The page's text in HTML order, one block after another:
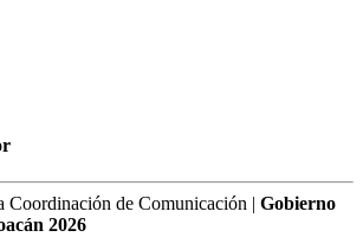
de Comunicación | Gobierno
2026